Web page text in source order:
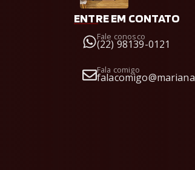
ENTRE EM CONTATO
Fale conosco
(22) 98139-0121
Fala comigo